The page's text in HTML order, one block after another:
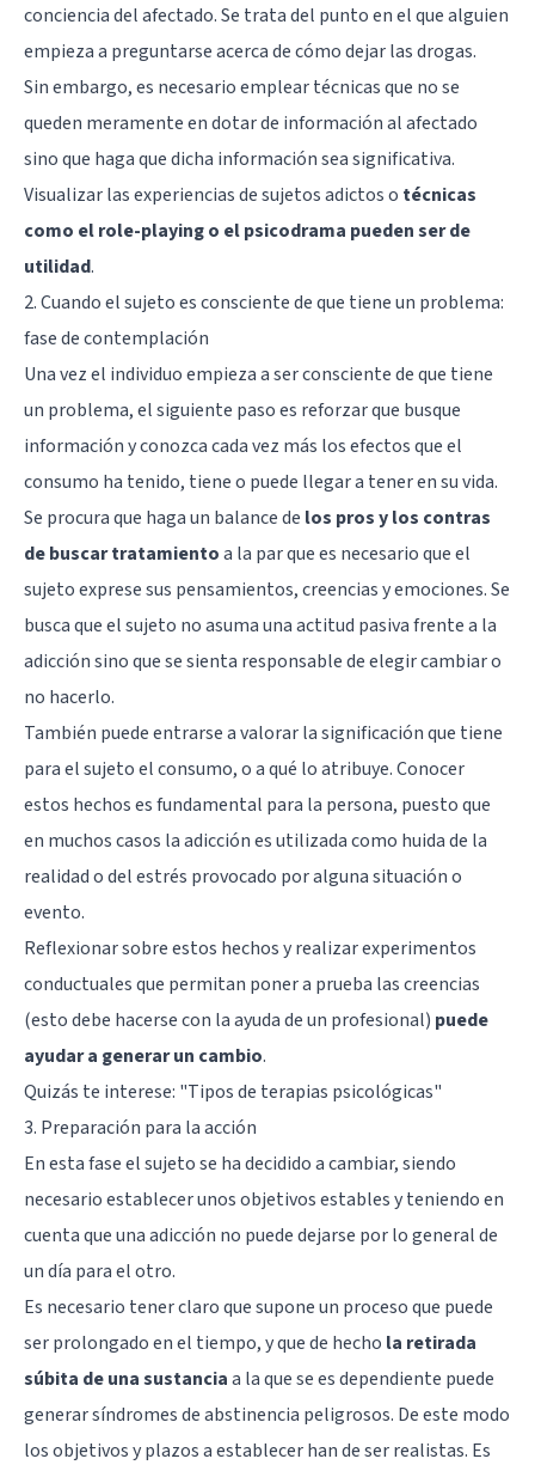
conciencia del afectado. Se trata del punto en el que alguien
empieza a preguntarse acerca de cómo dejar las drogas.
Sin embargo, es necesario emplear técnicas que no se
queden meramente en dotar de información al afectado
sino que haga que dicha información sea significativa.
Visualizar las experiencias de sujetos adictos o técnicas
como el role-playing o el psicodrama pueden ser de
utilidad.
2. Cuando el sujeto es consciente de que tiene un problema:
fase de contemplación
Una vez el individuo empieza a ser consciente de que tiene
un problema, el siguiente paso es reforzar que busque
información y conozca cada vez más los efectos que el
consumo ha tenido, tiene o puede llegar a tener en su vida.
Se procura que haga un balance de los pros y los contras
de buscar tratamientoa la par que es necesario que el
sujeto exprese sus pensamientos, creencias y emociones. Se
busca que el sujeto no asuma una actitud pasiva frente a la
adicción sino que se sienta responsable de elegir cambiar o
no hacerlo.
También puede entrarse a valorar la significación que tiene
para el sujeto el consumo, o a qué lo atribuye. Conocer
estos hechos es fundamental para la persona, puesto que
en muchos casos la adicción es utilizada como huida de la
realidad o del estrés provocado por alguna situación o
evento.
Reflexionar sobre estos hechos y realizar experimentos
conductuales que permitan poner a prueba las creencias
(esto debe hacerse con la ayuda de un profesional) puede
ayudar a generar un cambio.
Quizás te interese: "Tipos de terapias psicológicas"
3. Preparación para la acción
En esta fase el sujeto se ha decidido a cambiar, siendo
necesario establecer unos objetivos estables y teniendo en
cuenta que una adicción no puede dejarse por lo general de
un día para el otro.
Es necesario tener claro que supone un proceso que puede
ser prolongado en el tiempo, y que de hecho la retirada
súbita de una sustanciaa la que se es dependiente puede
generarsíndromes de abstinencia peligrosos. De este modo
los objetivos y plazos a establecer han de ser realistas. Es